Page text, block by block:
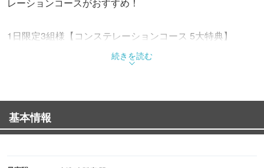
1日限定3組様【コンステレーションコース 5大特典】
②乾杯用スパークリングワイン 又は ノンアルコールドリン
③ホールケーキ（12cm）
④花束
⑤空中庭園展望台入場券をプレゼント
続きを読む
基本情報